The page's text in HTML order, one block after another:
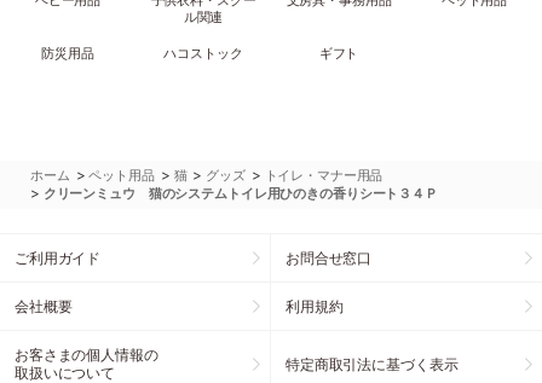
ル関連
防災用品 ハコストック ギフト
ホーム >ペット用品 > 猫 > グッズ > トイレ・マナー用品
> クリーンミュウ 猫のシステムトイレ用ひのきの香りシート３４Ｐ
ご利用ガイド お問合せ窓口
会社概要 利用規約
お客さまの個人情報の
取扱いについて
特定商取引法に基づく表示